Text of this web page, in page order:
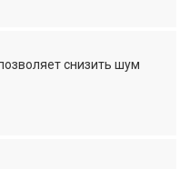
снизить шум